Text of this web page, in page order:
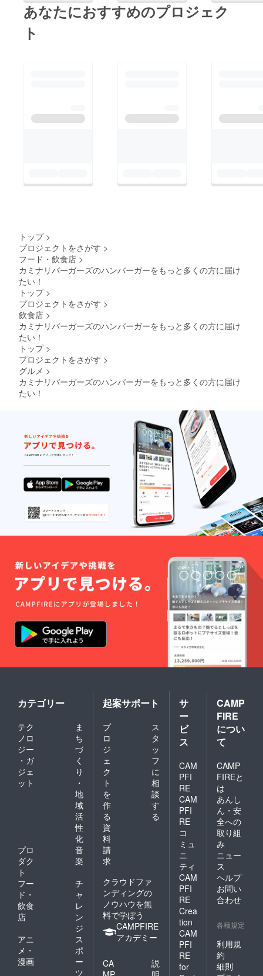
あなたにおすすめのプロジェク
ト
トップ >
プロジェクトをさがす >
フード・飲食店 >
カミナリバーガーズのハンバーガーをもっと多くの方に届け
たい！
トップ >
プロジェクトをさがす >
飲食店 >
カミナリバーガーズのハンバーガーをもっと多くの方に届け
たい！
トップ >
プロジェクトをさがす >
グルメ >
カミナリバーガーズのハンバーガーをもっと多くの方に届け
たい！
カテゴリー
テク
ノロ
ジー
・ガ
ジェ
ット
ま
ち
づ
く
り
・
地
域
活
性
化
プロ
ダク
ト
音
楽
フー
ド・
飲食
店
チ
ャ
レ
ン
ジ
アニ
メ・
漫画
ス
ポ
ー
ツ
起案サポート
プ
ロ
ジ
ェ
ク
ト
を
作
る
ス
タ
ッ
フ
に
相
談
す
る
資
料
請
求
クラウドファ
ンディングの
ノウハウを無
料で学ぼう
CAMPFIRE
アカデミー
CA
説
サ
ー
ビ
ス
CAM
PFI
RE
CAM
PFI
RE
コ
ミュ
ニ
ティ
CAM
PFI
RE
Crea
tion
CAM
PFI
RE
for
CAMP
FIRE
につい
て
CAMP
FIREと
は
あんし
ん・安
全への
取り組
み
ニュー
ス
ヘルプ
お問い
合わせ
各種規定
利用規
約
細則